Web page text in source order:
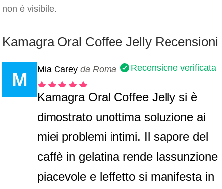
non è visibile.
Kamagra Oral Coffee Jelly Recensioni
M Mia Carey da Roma Recensione verificata
Kamagra Oral Coffee Jelly si è
dimostrato unottima soluzione ai
miei problemi intimi. Il sapore del
caffè in gelatina rende lassunzione
piacevole e leffetto si manifesta in